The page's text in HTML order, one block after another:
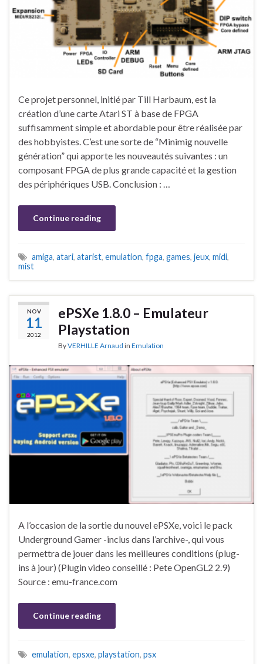
Ce projet personnel, initié par Till Harbaum, est la
création d’une carte Atari ST à base de FPGA
suffisamment simple et abordable pour être réalisée par
des hobbyistes. C’est une sorte de “Minimig nouvelle
génération” qui apporte les nouveautés suivantes : un
composant FPGA de plus grande capacité et la gestion
des périphériques USB. Conclusion : …
Continue reading
amiga, atari, atarist, emulation, fpga, games, jeux, midi,
mist
NOV
11
2012
ePSXe 1.8.0 – Emulateur
Playstation
ByVERHILLE Arnaud in Emulation
A l’occasion de la sortie du nouvel ePSXe, voici le pack
Underground Gamer -inclus dans l’archive-, qui vous
permettra de jouer dans les meilleures conditions (plug-
ins à jour) (Plugin video conseillé : Pete OpenGL2 2.9)
Source : emu-france.com
Continue reading
emulation, epsxe, playstation, psx